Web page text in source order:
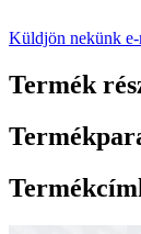
Küldjön nekünk
Termék